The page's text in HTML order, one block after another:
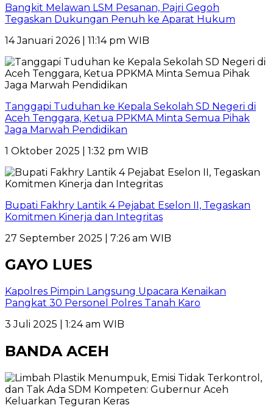
Bangkit Melawan LSM Pesanan, Pajri Gegoh
Tegaskan Dukungan Penuh ke Aparat Hukum
14 Januari 2026 | 11:14 pm WIB
Tanggapi Tuduhan ke Kepala Sekolah SD Negeri di
Aceh Tenggara, Ketua PPKMA Minta Semua Pihak
Jaga Marwah Pendidikan
1 Oktober 2025 | 1:32 pm WIB
Bupati Fakhry Lantik 4 Pejabat Eselon II, Tegaskan
Komitmen Kinerja dan Integritas
27 September 2025 | 7:26 am WIB
GAYO LUES
Kapolres Pimpin Langsung Upacara Kenaikan
Pangkat 30 Personel Polres Tanah Karo
3 Juli 2025 | 1:24 am WIB
BANDA ACEH